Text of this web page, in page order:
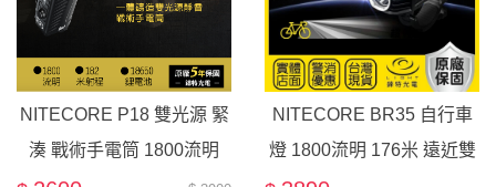
NITECORE P18 雙光源 緊
湊 戰術手電筒 1800流明
NITECORE BR35 自行車
燈 1800流明 176米 遠近雙